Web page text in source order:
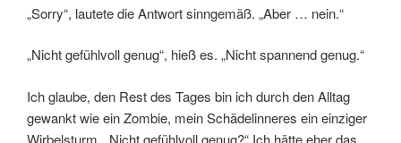
„Sorry“, lautete die Antwort sinngemäß. „Aber … nein.“
„Nicht gefühlvoll genug“, hieß es. „Nicht spannend genug.“
Ich glaube, den Rest des Tages bin ich durch den Alltag
gewankt wie ein Zombie, mein Schädelinneres ein einziger
Wirbelsturm. „Nicht gefühlvoll genug?“ Ich hätte eher das